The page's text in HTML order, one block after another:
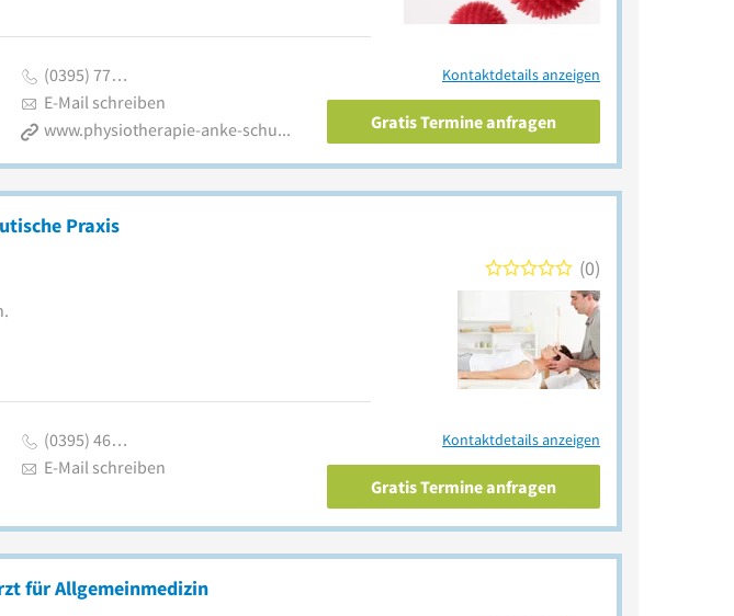
(0395) 77…
E-Mail schreiben
www.physiotherapie-anke-schult.de
Kontaktdetails anzeigen
Gratis Termine anfragen
Praxis
0
(0395) 46…
E-Mail schreiben
Kontaktdetails anzeigen
Gratis Termine anfragen
für Allgemeinmedizin